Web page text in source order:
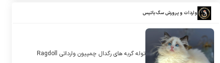
واردات و پرورش سگ باتیس
توله گربه های رگدال چمپیون وارداتی Ragdoll